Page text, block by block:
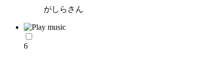
がしらさん
6